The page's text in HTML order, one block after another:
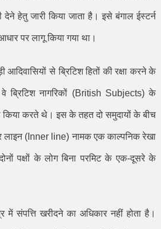
हेतु जारी किया जाता है। इसे बंगाल ईस्टर्न
पर लागू किया गया था।
आदिवासियों से ब्रिटिश हितों की रक्षा करने के
ब्रिटिश नागरिकों (British Subjects)के
किया करते थे। इस के तहत दो समुदायों के बीच
लाइन ( Inner ine)नामक एक काल्पनिक रेखा
दोनों पक्षों के लोग बिना परमिट के एक-दूसरे के
में संपत्ति खरीदने का अधिकार नहीं होता है।